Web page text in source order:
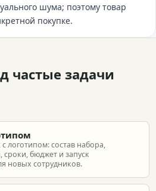
шума; поэтому товар
покупке.
частые задачи
логотипом: состав набора,
бюджет и запуск
новых сотрудников.